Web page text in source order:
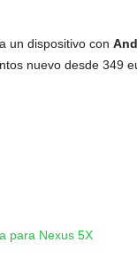
un dispositivo con
nuevo desde 349
para Nexus 5X